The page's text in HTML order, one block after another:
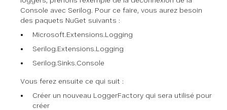
Console avec Serilog. Pour ce faire, vous aurez besoin
des paquets NuGet suivants :
Microsoft.Extensions.Logging
Serilog.Extensions.Logging
Serilog.Sinks.Console
Vous ferez ensuite ce qui suit :
Créer un nouveau LoggerFactory qui sera utilisé pour
créer